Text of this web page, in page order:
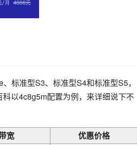
标准型S3、标准型S4和标准型S5，
以4c8g5m配置为例，来详细说下不
宽 优惠价格